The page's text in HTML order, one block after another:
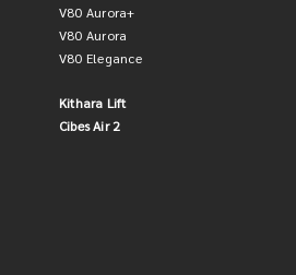
V80 Aurora+
V80 Aurora
V80 Elegance
Kithara Lift
Cibes Air 2